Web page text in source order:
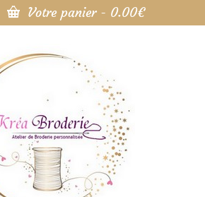
Votre panier - 0.00€